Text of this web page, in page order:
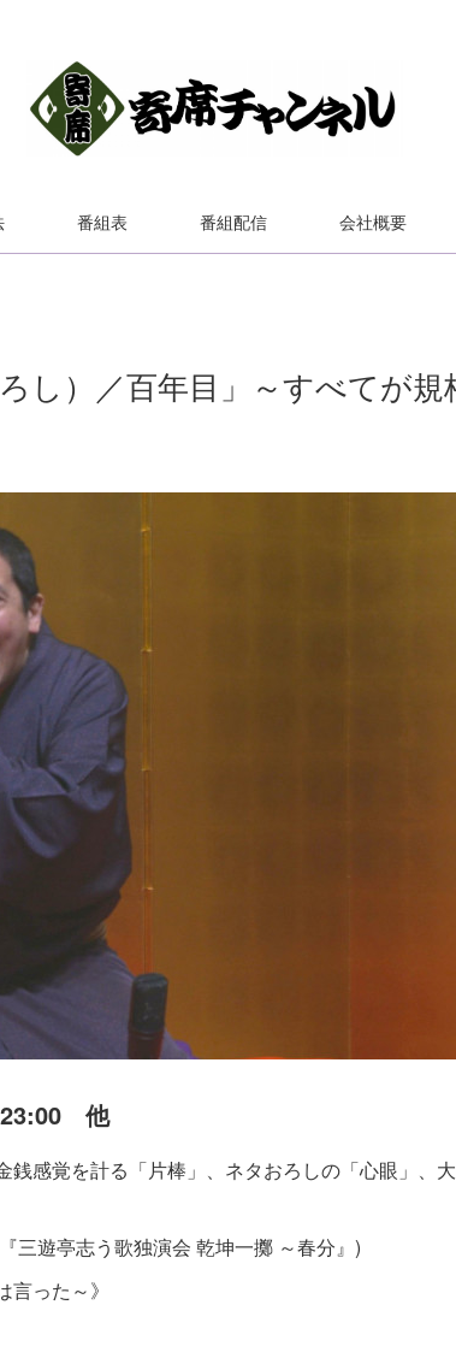
番組表 番組配信 会社概要
し）／百年目」～すべてが規
他
感覚を計る「片棒」、ネタおろしの「心眼」、
三遊亭志う歌独演会 乾坤一擲 ～春分』)
った～》